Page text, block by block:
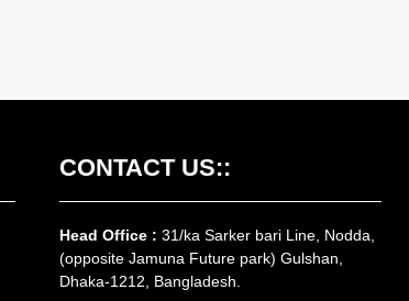
CONTACT US::
Head Office : 31/ka Sarker bari Line, Nodda,
(opposite Jamuna Future park) Gulshan,
Dhaka-1212, Bangladesh.